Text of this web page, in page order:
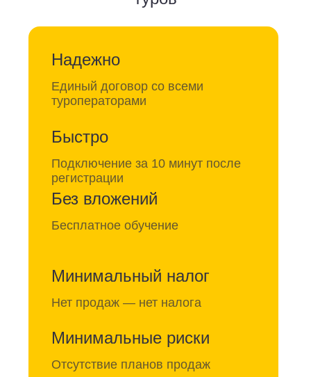
Надежно
Единый договор со всеми
туроператорами
Быстро
Подключение за 10 минут после
регистрации
Без вложений
Бесплатное обучение
Минимальный налог
Нет продаж — нет налога
Минимальные риски
Отсутствие планов продаж